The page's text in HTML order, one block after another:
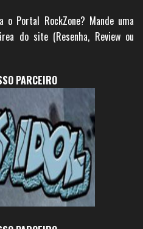
Portal RockZone? Mande uma
do site (Resenha, Review ou
PARCEIRO